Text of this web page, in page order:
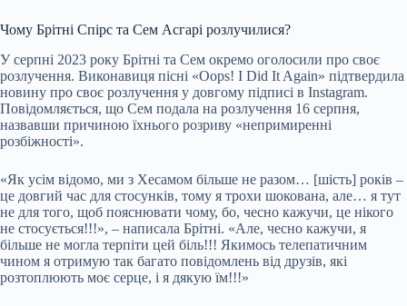
Чому Брітні Спірс та Сем Асгарі розлучилися?
У серпні 2023 року Брітні та Сем окремо оголосили про своє
розлучення. Виконавиця пісні «Oops! I Did It Again» підтвердила
новину про своє розлучення у довгому підписі в Instagram.
Повідомляється, що Сем подала на розлучення 16 серпня,
назвавши причиною їхнього розриву «непримиренні
розбіжності».
«Як усім відомо, ми з Хесамом більше не разом… [шість] років –
це довгий час для стосунків, тому я трохи шокована, але… я тут
не для того, щоб пояснювати чому, бо, чесно кажучи, це нікого
не стосується!!!», – написала Брітні. «Але, чесно кажучи, я
більше не могла терпіти цей біль!!! Якимось телепатичним
чином я отримую так багато повідомлень від друзів, які
розтоплюють моє серце, і я дякую їм!!!»